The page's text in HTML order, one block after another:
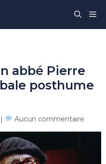
abbé Pierre
posthume
Aucun commentaire